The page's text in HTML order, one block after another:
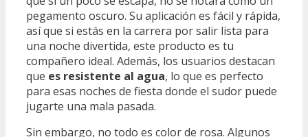
pegamento oscuro. Su aplicación es fácil y rápida,
así que si estás en la carrera por salir lista para
una noche divertida, este producto es tu
compañero ideal. Además, los usuarios destacan
que es resistente al agua, lo que es perfecto
para esas noches de fiesta donde el sudor puede
jugarte una mala pasada.
Sin embargo, no todo es color de rosa. Algunos